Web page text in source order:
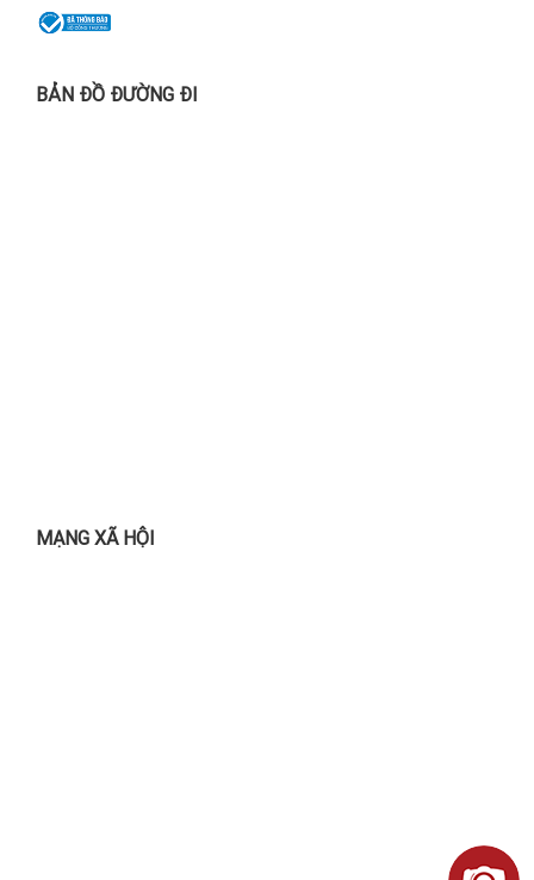
BẢN ĐỒ ĐƯỜNG ĐI
MẠNG XÃ HỘI